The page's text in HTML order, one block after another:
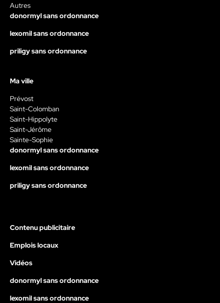
Autres
donormyl sans ordonnance
lexomil sans ordonnance
priligy sans ordonnance
Ma ville
Prévost
Saint-Colomban
Saint-Hippolyte
Saint-Jérôme
Sainte-Sophie
donormyl sans ordonnance
lexomil sans ordonnance
priligy sans ordonnance
Contenu publicitaire
Emplois locaux
Vidéos
donormyl sans ordonnance
lexomil sans ordonnance